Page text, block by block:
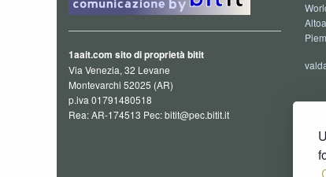
1aait.com sito di proprietà bitit
Via Venezia, 32 Levane
Montevarchi 52025 (AR)
p.iva 01791480518
Rea: AR-174513 Pec: bitit@pec.bitit.it